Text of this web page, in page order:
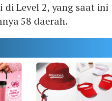
Level 2, yang saat ini
58 daerah.